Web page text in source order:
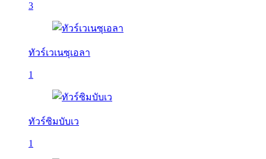
3
ทัวร์เวเนซุเอลา
1
ทัวร์ซิมบับเว
1